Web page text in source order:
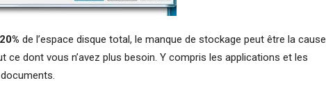
de l’espace disque total, le manque de stockage peut être la cause.
ce dont vous n’avez plus besoin. Y compris les applications et les